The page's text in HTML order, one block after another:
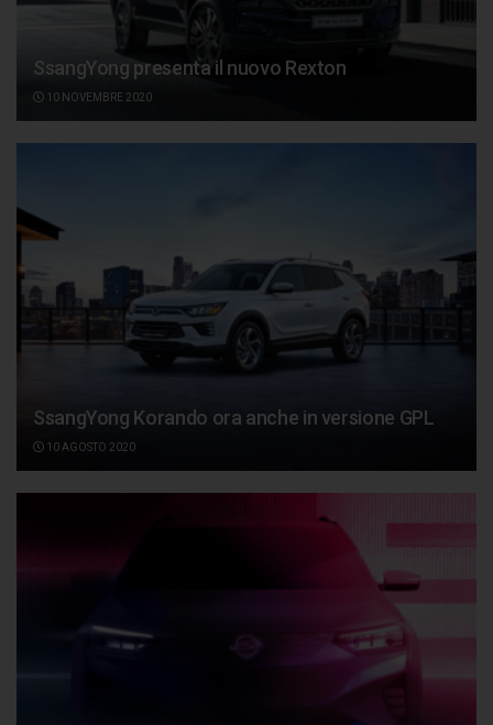
SsangYong presenta il nuovo Rexton
10 NOVEMBRE 2020
SsangYong Korando ora anche in versione GPL
10 AGOSTO 2020